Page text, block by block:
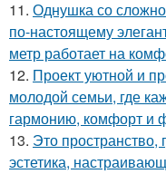
11. Однушка со
по-настоящему
метр работает на
12. Проект уютной и
молодой семьи, где
гармонию, комфорт и
13. Это пространство,
эстетика,